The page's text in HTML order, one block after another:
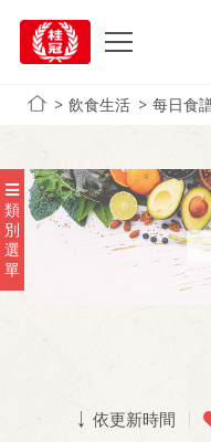
飲食生活 每日食
類
別
選
單
依更新時間